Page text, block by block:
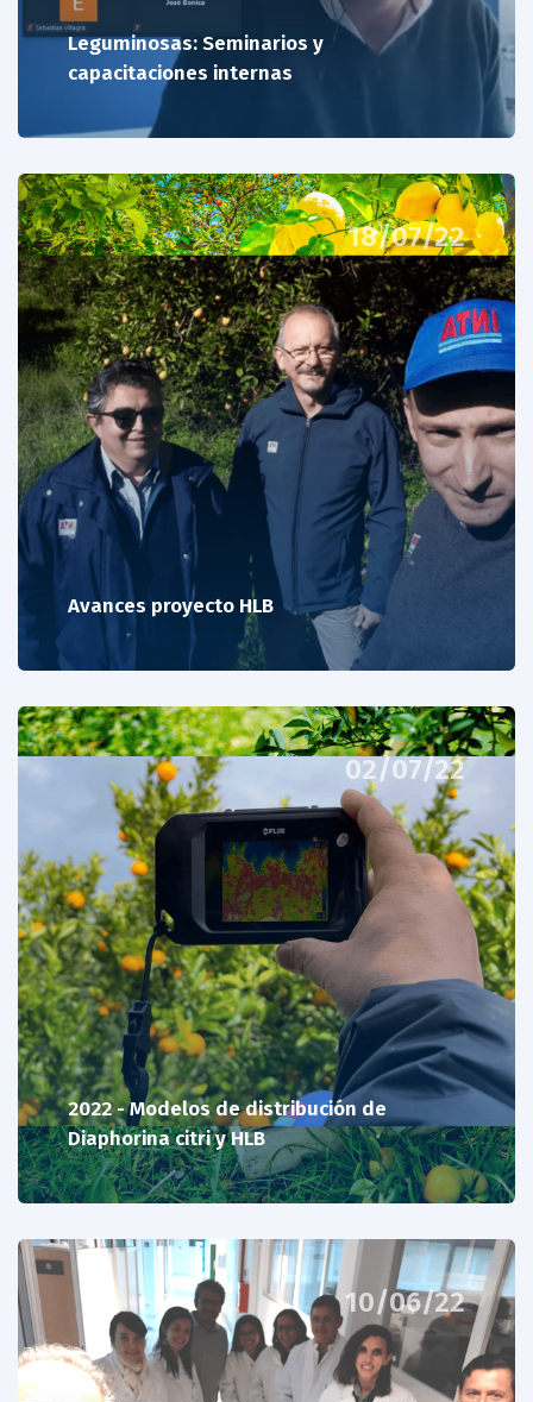
Leguminosas: Seminarios y
capacitaciones internas
18/07/22
Avances proyecto HLB
02/07/22
2022 - Modelos de distribución de
Diaphorina citri y HLB
10/06/22